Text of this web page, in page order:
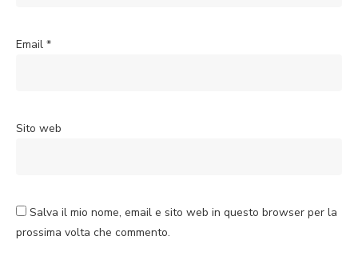
Email *
Sito web
Salva il mio nome, email e sito web in questo browser per la
prossima volta che commento.